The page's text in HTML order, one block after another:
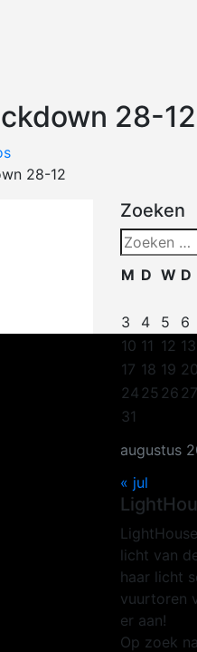
28-12
28-12
Zoeken
Zoeken
naar:
augustus
M D W D
3
4 5 6
10 11 12 13
17 18 19 20
24 25 26 27
31
« jul
licht van
haar licht
vuurtoren
er aan!
Op zoek